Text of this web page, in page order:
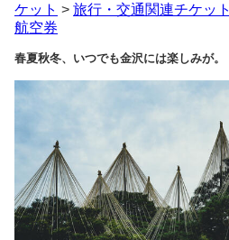
ケット > 旅行・交通関連チケット
航空券
春夏秋冬、いつでも金沢には楽しみが。